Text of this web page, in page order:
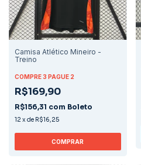
Camisa Atlético Mineiro -
Treino
COMPRE 3 PAGUE 2
R$169,90
R$156,31 com Boleto
12 xde R$16,25
COMPRAR